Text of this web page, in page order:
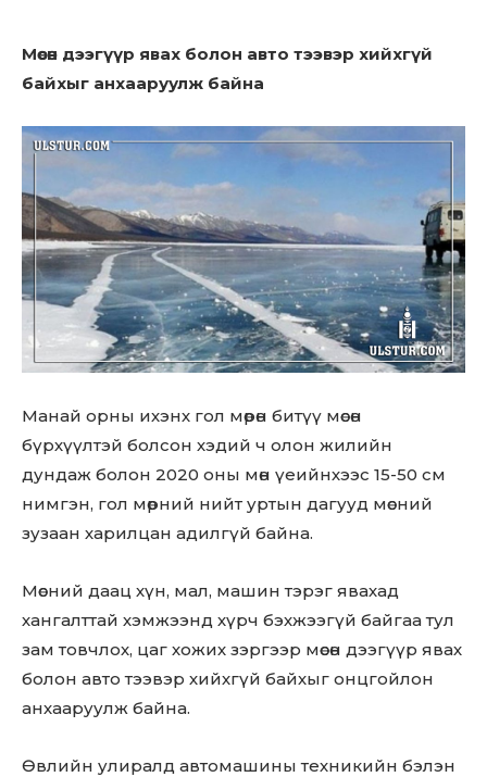
Мөсөн дээгүүр явах болон авто тээвэр хийхгүй
байхыг анхааруулж байна
Манай орны ихэнх гол мөрөн битүү мөсөн
бүрхүүлтэй болсон хэдий ч олон жилийн
дундаж болон 2020 оны мөн үеийнхээс 15-50 см
нимгэн, гол мөрний нийт уртын дагууд мөсний
зузаан харилцан адилгүй байна.
Мөсний даац хүн, мал, машин тэрэг явахад
хангалттай хэмжээнд хүрч бэхжээгүй байгаа тул
зам товчлох, цаг хожих зэргээр мөсөн дээгүүр явах
болон авто тээвэр хийхгүй байхыг онцгойлон
анхааруулж байна.
Өвлийн улиралд автомашины техникийн бэлэн